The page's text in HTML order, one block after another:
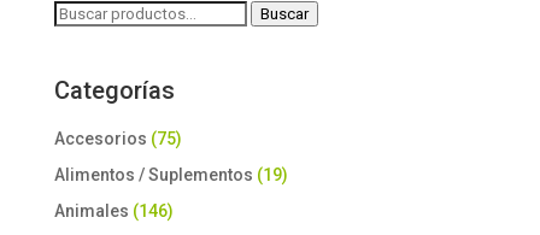
Buscar
Buscar
Categorías
Accesorios (75)
Alimentos / Suplementos (19)
Animales (146)